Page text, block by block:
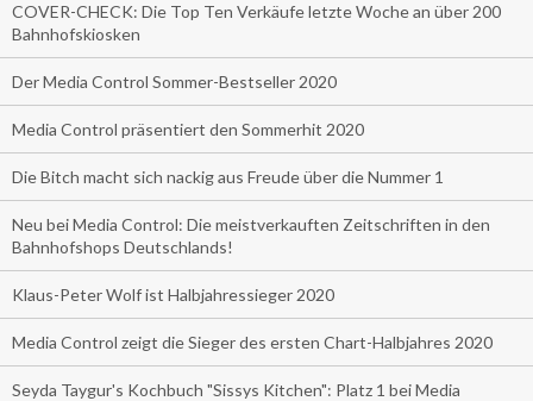
COVER-CHECK: Die Top Ten Verkäufe letzte Woche an über 200
Bahnhofskiosken
Der Media Control Sommer-Bestseller 2020
Media Control präsentiert den Sommerhit 2020
Die Bitch macht sich nackig aus Freude über die Nummer 1
Neu bei Media Control: Die meistverkauften Zeitschriften in den
Bahnhofshops Deutschlands!
Klaus-Peter Wolf ist Halbjahressieger 2020
Media Control zeigt die Sieger des ersten Chart-Halbjahres 2020
Seyda Taygur's Kochbuch "Sissys Kitchen": Platz 1 bei Media